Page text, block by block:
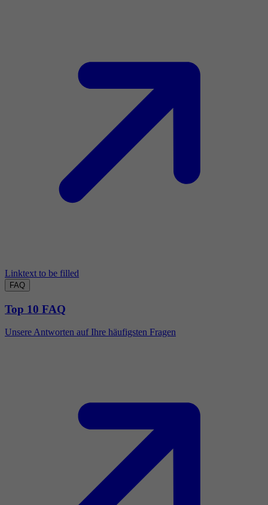
Linktext to be filled
FAQ
Top 10 FAQ
Unsere Antworten auf Ihre häufigsten Fragen